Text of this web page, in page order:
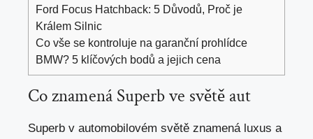
Ford Focus Hatchback: 5 Důvodů, Proč je
Králem Silnic
Co vše se kontroluje na garanční prohlídce
BMW? 5 klíčových bodů a jejich cena
Co znamená Superb ve světě aut
Superb v automobilovém světě znamená luxus a